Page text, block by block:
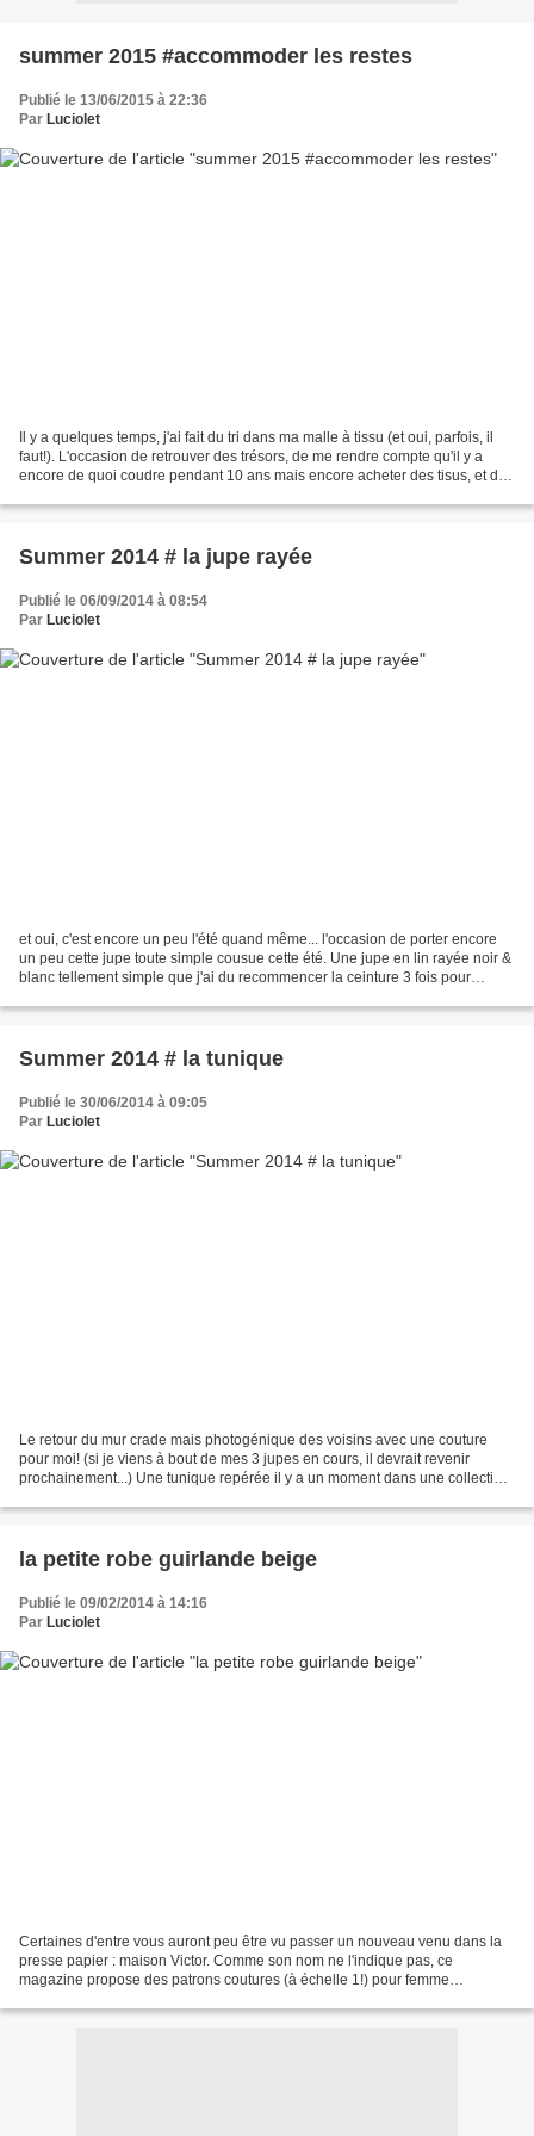
summer 2015 #accommoder les restes
Publié le 13/06/2015 à 22:36
Par Luciolet
Il y a quelques temps, j'ai fait du tri dans ma malle à tissu (et oui, parfois, il
faut!). L'occasion de retrouver des trésors, de me rendre compte qu'il y a
encore de quoi coudre pendant 10 ans mais encore acheter des tisus, et de
Summer 2014 # la jupe rayée
Publié le 06/09/2014 à 08:54
Par Luciolet
et oui, c'est encore un peu l'été quand même... l'occasion de porter encore
un peu cette jupe toute simple cousue cette été. Une jupe en lin rayée noir &
blanc tellement simple que j'ai du recommencer la ceinture 3 fois pour
Summer 2014 # la tunique
Publié le 30/06/2014 à 09:05
Par Luciolet
Le retour du mur crade mais photogénique des voisins avec une couture
pour moi! (si je viens à bout de mes 3 jupes en cours, il devrait revenir
prochainement...) Une tunique repérée il y a un moment dans une collection
la petite robe guirlande beige
Publié le 09/02/2014 à 14:16
Par Luciolet
Certaines d'entre vous auront peu être vu passer un nouveau venu dans la
presse papier : maison Victor. Comme son nom ne l'indique pas, ce
magazine propose des patrons coutures (à échelle 1!) pour femme